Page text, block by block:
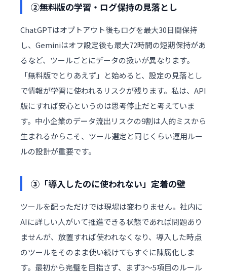
②無料版の学習・ログ保持の見落とし
ChatGPTはオプトアウト後もログを最大30日間保持
し、Geminiはオフ設定後も最大72時間の短期保持があ
るなど、ツールごとにデータの扱いが異なります。
「無料版でとりあえず」と始めると、設定の見落とし
で情報が学習に使われるリスクが残ります。私は、API
版にすれば安心というのは思考停止だと考えていま
す。中小企業のデータ流出リスクの9割は人的ミスから
生まれるからこそ、ツール選定と同じくらい運用ルー
ルの設計が重要です。
③「導入したのに使われない」定着の壁
ツールを配っただけでは現場は変わりません。社内に
AIに詳しい人がいて推進できる状態であれば問題あり
ませんが、放置すれば使われなくなり、導入した時点
のツールをそのまま使い続けてもすぐに陳腐化しま
す。最初から完璧を目指さず、まず3〜5項目のルール